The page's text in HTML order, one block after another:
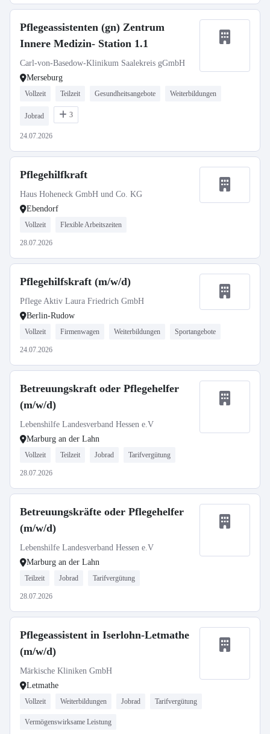
Pflegeassistenten (gn) Zentrum
Innere Medizin- Station 1.1
Carl-von-Basedow-Klinikum Saalekreis gGmbH
Merseburg
Vollzeit Teilzeit Gesundheitsangebote Weiterbildungen
Jobrad 3
24.07.2026
Pflegehilfkraft
Haus Hoheneck GmbH und Co. KG
Ebendorf
Vollzeit Flexible Arbeitszeiten
28.07.2026
Pflegehilfskraft (m/w/d)
Pflege Aktiv Laura Friedrich GmbH
Berlin-Rudow
Vollzeit Firmenwagen Weiterbildungen Sportangebote
24.07.2026
Betreuungskraft oder Pflegehelfer
(m/w/d)
Lebenshilfe Landesverband Hessen e.V
Marburg an der Lahn
Vollzeit Teilzeit Jobrad Tarifvergütung
28.07.2026
Betreuungskräfte oder Pflegehelfer
(m/w/d)
Lebenshilfe Landesverband Hessen e.V
Marburg an der Lahn
Teilzeit Jobrad Tarifvergütung
28.07.2026
Pflegeassistent in Iserlohn-Letmathe
(m/w/d)
Märkische Kliniken GmbH
Letmathe
Vollzeit Weiterbildungen Jobrad Tarifvergütung
Vermögenswirksame Leistung